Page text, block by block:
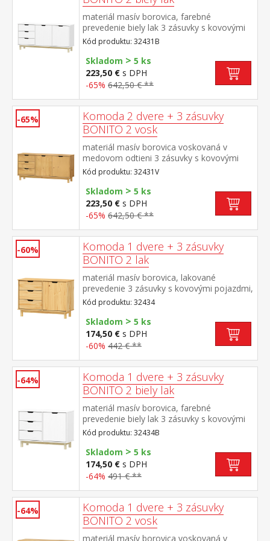
materiál masív borovica, farebné
prevedenie biely lak 3 zásuvky s kovovými
pojazdmi, 2 dvierka, 1 polica
Kód produktu: 32431B
Skladom > 5 ks
223,50 € s DPH
-65% 642,50 € **
-65%
Komoda 2 dvere + 3 zásuvky
BONITO 2 vosk
materiál masív borovica voskovaná v
medovom odtieni 3 zásuvky s kovovými
pojazdmi, 2 dvierka, 1 polica
Kód produktu: 32431V
Skladom > 5 ks
223,50 € s DPH
-65% 642,50 € **
-60%
Komoda 1 dvere + 3 zásuvky
BONITO 2 lak
materiál masív borovica, lakované
prevedenie 3 zásuvky s kovovými pojazdmi,
1 dvierka, 1 polica
Kód produktu: 32434
Skladom > 5 ks
174,50 € s DPH
-60% 442 € **
-64%
Komoda 1 dvere + 3 zásuvky
BONITO 2 biely lak
materiál masív borovica, farebné
prevedenie biely lak 3 zásuvky s kovovými
pojazdmi, 1 dvierka, 1 polica
Kód produktu: 32434B
Skladom > 5 ks
174,50 € s DPH
-64% 491 € **
-64%
Komoda 1 dvere + 3 zásuvky
BONITO 2 vosk
materiál masív borovica voskovaná v